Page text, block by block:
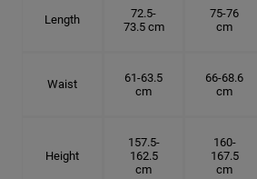
Length
72.5-
73.5 cm
75-76
cm
Waist
61-63.5
cm
66-68.6
cm
Height
157.5-
162.5
cm
160-
167.5
cm